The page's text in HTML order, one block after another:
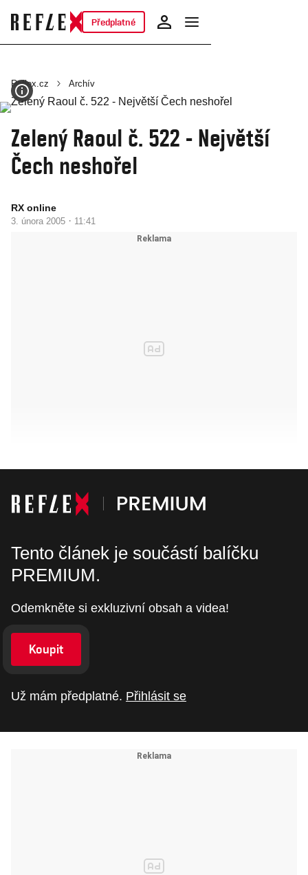
Předplatné
Reflex.cz Archív
Zelený Raoul č. 522 - Největší
Čech neshořel
RX online
3. února 2005 · 11:41
Tento článek je součástí balíčku
PREMIUM.
Odemkněte si exkluzivní obsah a videa!
Koupit
Už mám předplatné. Přihlásit se